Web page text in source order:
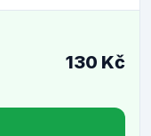
130 Kč